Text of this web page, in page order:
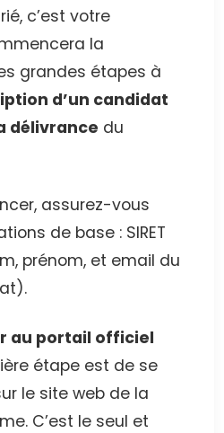
c’est votre
la
grandes étapes à
d’un candidat
délivrance du
assurez-vous
de base : SIRET
prénom, et email du
au portail officiel
étape est de se
le site web de la
C’est le seul et